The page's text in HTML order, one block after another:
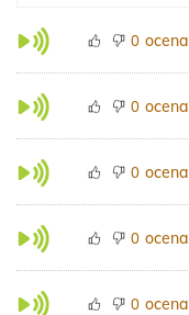
0 ocena
0 ocena
0 ocena
0 ocena
0 ocena